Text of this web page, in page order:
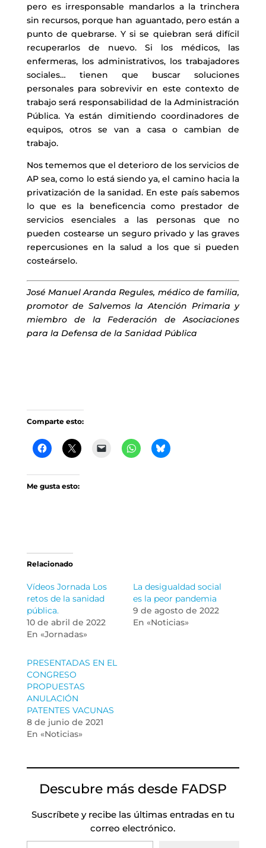
pero es irresponsable mandarlos a la trinchera
sin recursos, porque han aguantado, pero están a
punto de quebrarse. Y si se quiebran será difícil
recuperarlos de nuevo. Si los médicos, las
enfermeras, los administrativos, los trabajadores
sociales… tienen que buscar soluciones
personales para sobrevivir en este contexto de
trabajo será responsabilidad de la Administración
Pública. Ya están dimitiendo coordinadores de
equipos, otros se van a casa o cambian de
trabajo.
Nos tememos que el deterioro de los servicios de
AP sea, como lo está siendo ya, el camino hacia la
privatización de la sanidad. En este país sabemos
lo que es la beneficencia como prestador de
servicios esenciales a las personas que no
pueden costearse un seguro privado y las graves
repercusiones en la salud a los que si pueden
costeárselo.
José Manuel Aranda Regules, médico de familia,
promotor de Salvemos la Atención Primaria y
miembro de la Federación de Asociaciones
para la Defensa de la Sanidad Pública
Comparte esto:
Me gusta esto:
Relacionado
Vídeos Jornada Los
retos de la sanidad
pública.
10 de abril de 2022
En «Jornadas»
La desigualdad social
es la peor pandemia
9 de agosto de 2022
En «Noticias»
PRESENTADAS EN EL
CONGRESO
PROPUESTAS
ANULACIÓN
PATENTES VACUNAS
8 de junio de 2021
En «Noticias»
Descubre más desde FADSP
Suscríbete y recibe las últimas entradas en tu
correo electrónico.
Escribe tu correo electrónico…